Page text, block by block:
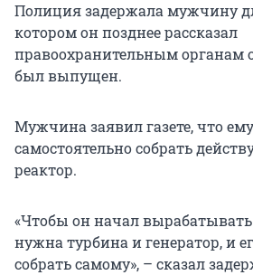
Полиция задержала мужчину
котором он позднее рассказал
правоохранительным органам
был выпущен.
Мужчина заявил газете, что
самостоятельно собрать
реактор.
«Чтобы он начал вырабатывать
нужна турбина и генератор, и
собрать самому», – сказал